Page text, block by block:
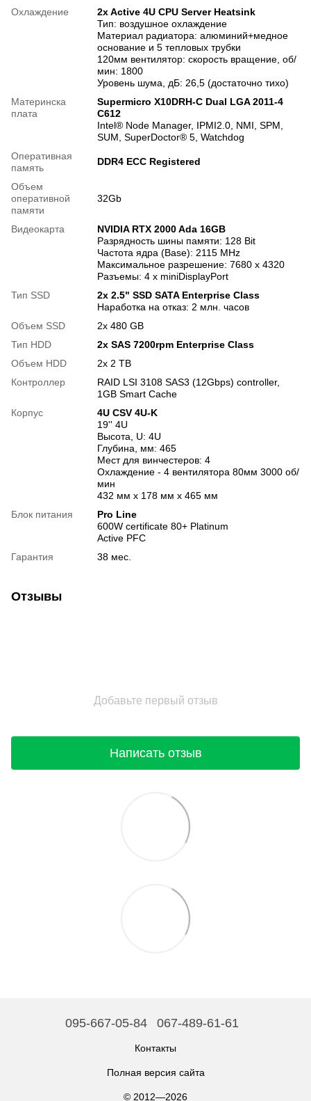
Охлаждение
2x Active 4U CPU Server Heatsink
Тип: воздушное охлаждение
Материал радиатора: алюминий+медное
основание и 5 тепловых трубки
120мм вентилятор: скорость вращение, об/
мин: 1800
Уровень шума, дБ: 26,5 (достаточно тихо)
Материнска
плата
Supermicro X10DRH-C Dual LGA 2011-4
C612
Intel® Node Manager, IPMI2.0, NMI, SPM,
SUM, SuperDoctor® 5, Watchdog
Оперативная
память
DDR4 ECC Registered
Объем
оперативной
памяти
32Gb
Видеокарта
NVIDIA RTX 2000 Ada 16GB
Разрядность шины памяти: 128 Bit
Частота ядра (Base): 2115 MHz
Максимальное разрешение: 7680 x 4320
Разъемы: 4 x miniDisplayPort
Тип SSD
2x 2.5" SSD SATA Enterprise Class
Наработка на отказ: 2 млн. часов
Объем SSD
2х 480 GB
Тип HDD
2x SAS 7200rpm Enterprise Class
Объем HDD
2х 2 TB
Контроллер
RAID LSI 3108 SAS3 (12Gbps) controller,
1GB Smart Cache
Корпус
4U CSV 4U-K
19'' 4U
Высота, U: 4U
Глубина, мм: 465
Мест для винчестеров: 4
Охлаждение - 4 вентилятора 80мм 3000 об/
мин
432 мм x 178 мм x 465 мм
Блок питания
Pro Line
600W certificate 80+ Platinum
Active PFC
Гарантия
38 мес.
Отзывы
Добавьте первый отзыв
Написать отзыв
095-667-05-84 067-489-61-61
Контакты
Полная версия сайта
© 2012—2026